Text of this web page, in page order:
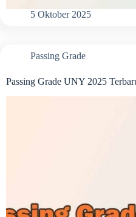
5 Oktober 2025
Passing Grade
Passing Grade UNY 2025